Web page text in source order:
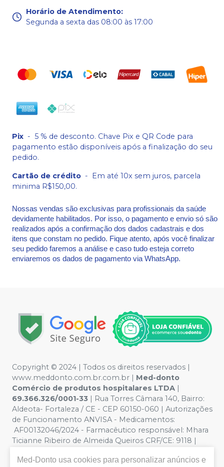
Horário de Atendimento:
Segunda a sexta das 08:00 às 17:00
Pix - 5 % de desconto. Chave Pix e QR Code para
pagamento estão disponíveis após a finalização do seu
pedido.
Cartão de crédito - Em até 10x sem juros, parcela
minima R$150,00.
Nossas vendas são exclusivas para profissionais da saúde
devidamente habilitados. Por isso, o pagamento e envio só são
realizados após a confirmação dos dados cadastrais e dos
itens que constam no pedido. Fique atento, após você finalizar
seu pedido faremos a análise e caso tudo esteja correto
enviaremos os dados de pagamento via WhatsApp.
Copyright © 2024 | Todos os direitos reservados |
www.meddonto.com.br.com.br | Med-donto
Comércio de produtos hospitalares LTDA |
69.366.326/0001-33 | Rua Torres Câmara 140, Bairro:
Aldeota- Fortaleza / CE - CEP 60150-060 | Autorizações
de Funcionamento ANVISA - Medicamentos:
AF00132046/2024 - Farmacêutico responsável: Mhara
Ticianne Ribeiro de Almeida Queiros CRF/CE: 9118 |
ilustrativas - Os preços e condições da loja virtual estão
Med-Donto usa cookies para personalizar anúncios e